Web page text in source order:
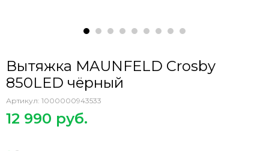
Вытяжка MAUNFELD Crosby
850LED чёрный
Артикул: 1000000943533
12 990 руб.